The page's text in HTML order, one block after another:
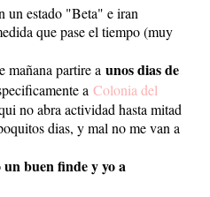
un estado "Beta" e iran
que pase el tiempo (muy
mañana partire a unos dias de
a Colonia del
no abra actividad hasta mitad
dias, y mal no me van a
un buen finde y yo a